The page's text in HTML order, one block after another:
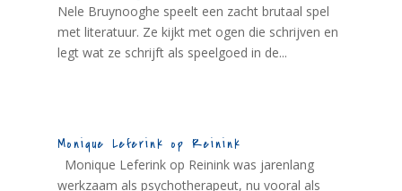
Nele Bruynooghe speelt een zacht brutaal spel
met literatuur. Ze kijkt met ogen die schrijven en
legt wat ze schrijft als speelgoed in de...
Monique Leferink op Reinink
Monique Leferink op Reinink was jarenlang
werkzaam als psychotherapeut, nu vooral als